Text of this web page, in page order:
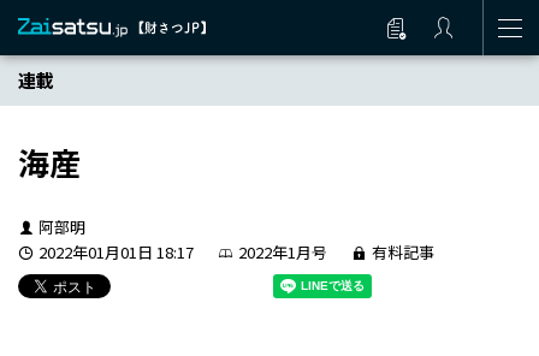
連載
海産
阿部明
2022年01月01日 18:17
2022年1月号 有料記事